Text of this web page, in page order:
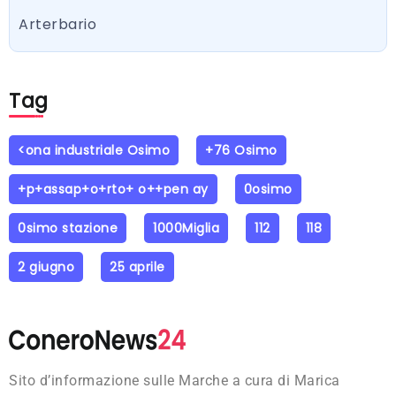
Arterbario
Tag
<ona industriale Osimo +76 Osimo
+p+assap+o+rto+ o++pen ay 0osimo
0simo stazione 1000Miglia 112 118
2 giugno 25 aprile
Sito d’informazione sulle Marche a cura di Marica